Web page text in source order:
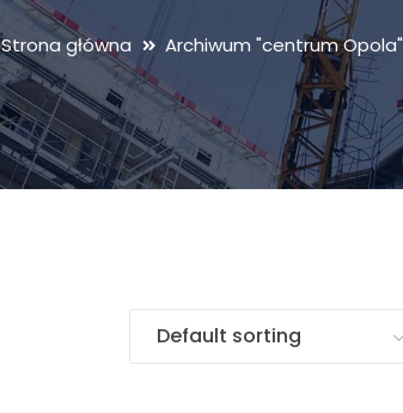
Strona główna Archiwum "centrum Opola"